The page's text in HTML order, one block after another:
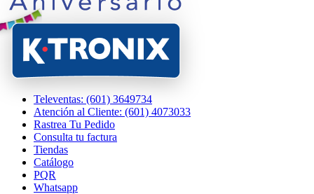
Televentas: (601) 3649734
Atención al Cliente: (601) 4073033
Rastrea Tu Pedido
Consulta tu factura
Tiendas
Catálogo
PQR
Whatsapp